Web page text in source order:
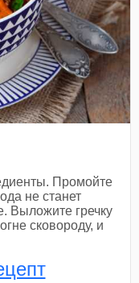
Промойте
не станет
Выложите гречку
сковороду, и